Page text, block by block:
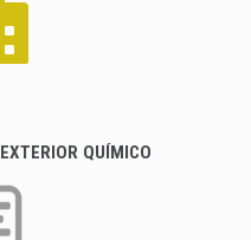
QUÍMICO